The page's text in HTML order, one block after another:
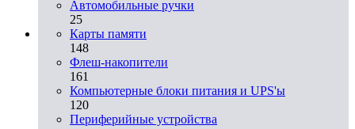
Автомобильные ручки
25
Карты памяти
148
Флеш-накопители
161
Компьютерные блоки питания и UPS'ы
120
Периферийные устройства